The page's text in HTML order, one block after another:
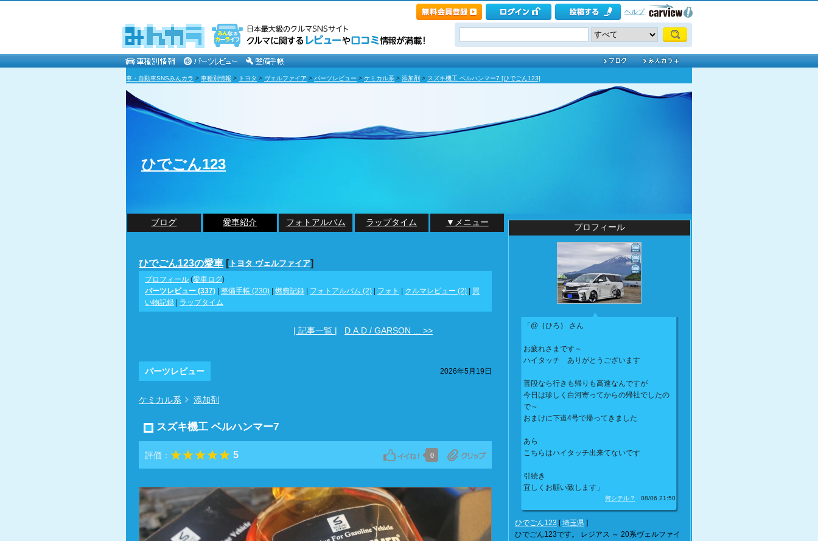
ヘルプ
車・自動車SNSみんカラ > 車種別情報 > トヨタ > ヴェルファイア > パーツレビュー > ケミカル系 > 添加剤 > スズキ機工 ベルハンマー7 [ひでごん123]
ひでごん123
ブログ 愛車紹介 フォトアルバム ラップタイム ▼メニュー
ひでごん123の愛車 [ トヨタ ヴェルファイア]
プロフィール (愛車ログ)
パーツレビュー (337)
整備手帳 (230) 燃費記録 フォトアルバム (2) フォト クルマレビュー (2)
買
い物記録
ラップタイム
| 記事一覧 | D.A.D / GARSON ... >>
パーツレビュー 2026年5月19日
ケミカル系 添加剤
スズキ機工 ベルハンマー7
評価： 5 0
プロフィール
「@｛ひろ｝ さん
お疲れさまです～
ハイタッチ ありがとうございます
普段なら行きも帰りも高速なんですが
今日は珍しく白河寄ってからの帰社でしたの
で～
おまけに下道4号で帰ってきました
あら
こちらはハイタッチ出来てないです
引続き
宜しくお願い致します」
何シテル？ 08/06 21:50
ひでごん123 [埼玉県 ]
ひでごん123です。 レジアス ～ 20系ヴェルファイ